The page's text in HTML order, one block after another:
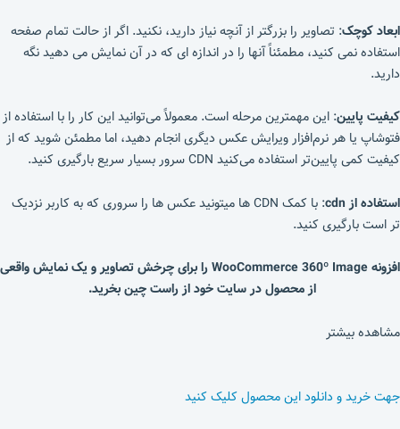
ابعاد کوچک: تصاویر را بزرگتر از آنچه نیاز دارید، نکنید. اگر از حالت تمام صفحه
استفاده نمی کنید، مطمئناً آنها را در اندازه ای که در آن نمایش می دهید نگه
دارید.
کیفیت پایین: این مهمترین مرحله است. معمولاً می‌توانید این کار را با استفاده از
فتوشاپ یا هر نرم‌افزار ویرایش عکس دیگری انجام دهید، اما مطمئن شوید که از
کیفیت کمی پایین‌تر استفاده می‌کنید CDN سرور بسیار سریع بارگیری کنید.
استفاده از cdn
: با کمک CDN ها میتونید عکس ها را سروری که به کاربر نزدیک
تر است بارگیری کنید.
افزونه WooCommerce 360º Image را برای چرخش تصاویر و یک نمایش واقعی
از محصول در سایت خود از راست چین بخرید.
مشاهده بیشتر
جهت خرید و دانلود این محصول کلیک کنید